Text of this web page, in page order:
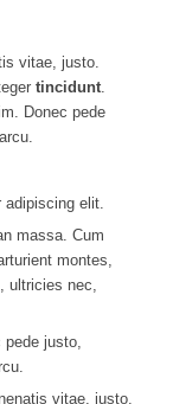
vitae, justo.
tincidunt.
Donec pede
adipiscing elit.
massa. Cum
montes,
ultricies nec,
pede justo,
vitae, justo.